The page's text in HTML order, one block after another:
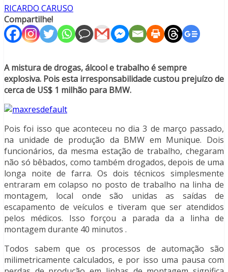
RICARDO CARUSO
Compartilhe!
A mistura de drogas, álcool e trabalho é sempre
explosiva. Pois esta irresponsabilidade custou prejuízo de
cerca de US$ 1 milhão para BMW.
Pois foi isso que aconteceu no dia 3 de março passado,
na unidade de produção da BMW em Munique. Dois
funcionários, da mesma estação de trabalho, chegaram
não só bêbados, como também drogados, depois de uma
longa noite de farra. Os dois técnicos simplesmente
entraram em colapso no posto de trabalho na linha de
montagem, local onde são unidas as saídas de
escapamento de veículos e tiveram que ser atendidos
pelos médicos. Isso forçou a parada da a linha de
montagem durante 40 minutos .
Todos sabem que os processos de automação são
milimetricamente calculados, e por isso uma pausa com